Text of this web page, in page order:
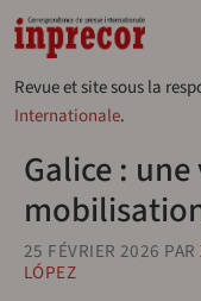
Aller au contenu principal
Revue et site sous la
Internationale.
Galice :
25 FÉVRIER 2026 PAR
LÓPEZ